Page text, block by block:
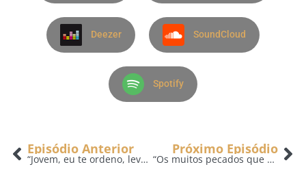
Deezer SoundCloud
Spotify
Episódio Anterior
“Jovem, eu te ordeno, levanta-te!”- 17/09
Próximo Episódio
“Os muitos pecados que ela cometeu estão perdoados porque ela mostrou muito amor.” – 19/09